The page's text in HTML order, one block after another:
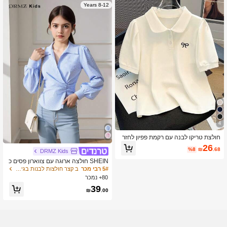
4
חולצת טריקו לבנה עם רקמת פפיון לחזר
ה לבית הספר לילדות צעירות, יום העצמ
אות הסעודי
₪26.68
%8
8-12 Years
DRMZ Kids
SHEIN חולצה ארוגה עם צווארון פסים כ
חול ולבן בצבע וינטג' רטרו לילדות מתבגר
ות, חולצה כחולה מפוספסת לחזרה לבית
חולה ולבנה מפוספסת, חולצה כחולה תינ
5# רבי מכר
ב קצר חולצות לבנות בגיל ההתבגרות
80+ נמכר
₪39.00